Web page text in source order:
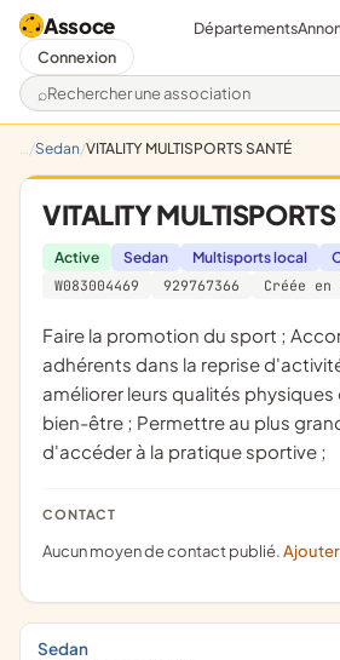
Assoce
Rechercher une association
Départements
Connexion
Sedan VITALITY MULTISPORTS SANTÉ
VITALITY
Active Sedan Multisports local
W083004469
929767366 Créée en
faire la promotion du sport ; Accompagner ses
adhérents dans la reprise
améliorer leurs qualités
bien-être ; Permettre au plus
d'accéder à la pratique sportive ;
CONTACT
Aucun moyen de contact publié.
Sedan